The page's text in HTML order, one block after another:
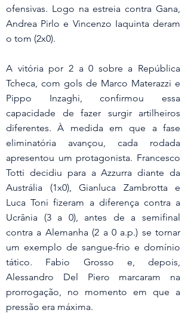
ofensivas. Logo na estreia contra Gana,
Andrea Pirlo e Vincenzo Iaquinta deram
o tom (2x0).
A vitória por 2 a 0 sobre a República
Tcheca, com gols de Marco Materazzi e
Pippo Inzaghi, confirmou essa
capacidade de fazer surgir artilheiros
diferentes. À medida em que a fase
eliminatória avançou, cada rodada
apresentou um protagonista. Francesco
Totti decidiu para a Azzurra diante da
Austrália (1x0), Gianluca Zambrotta e
Luca Toni fizeram a diferença contra a
Ucrânia (3 a 0), antes de a semifinal
contra a Alemanha (2 a 0 a.p.) se tornar
um exemplo de sangue-frio e domínio
tático. Fabio Grosso e, depois,
Alessandro Del Piero marcaram na
prorrogação, no momento em que a
pressão era máxima.